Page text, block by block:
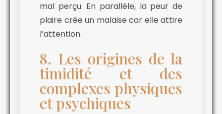
mal perçu. En parallèle, la peur de
plaire crée un malaise car elle attire
l’attention.
8. Les origines de la
timidité et des
complexes physiques
et psychiques